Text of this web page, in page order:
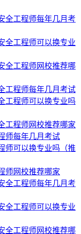
全工程师每年几月考
全工程师可以换专业
全工程师网校推荐哪
工程师每年几月考试
工程师可以换专业吗
工程师网校推荐哪家
师每年几月考试
师可以换专业吗（推
师网校推荐哪家
全工程师每年几月考
全工程师可以换专业
全工程师网校推荐哪